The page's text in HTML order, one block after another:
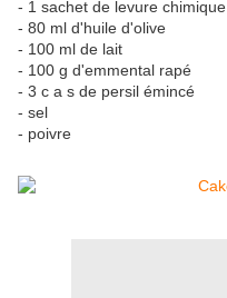
- 1 sachet de levure chimique
- 80 ml d'huile d'olive
- 100 ml de lait
- 100 g d'emmental rapé
- 3 c a s de persil émincé
- sel
- poivre